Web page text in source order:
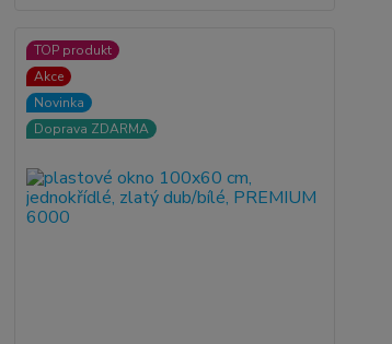
TOP produkt
Akce
Novinka
Doprava ZDARMA